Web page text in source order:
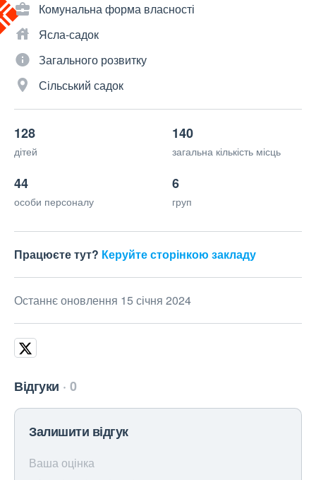
Комунальна форма власності
Ясла-садок
Загального розвитку
Сільський садок
128
дітей
140
загальна кількість місць
44
особи персоналу
6
груп
Працюєте тут? Керуйте сторінкою закладу
Останнє оновлення 15 січня 2024
Відгуки 0
Залишити відгук
Ваша оцінка